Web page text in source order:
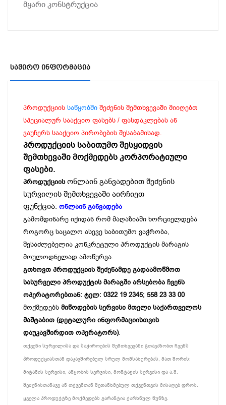
მყარი კონსტრუქცია
Საჭირო Ინფორმაცია
პროდუქციის საწყობში შეძენის შემთხვევაში მიიღებთ
სპეციალურ სააქციო ფასებს / ფასდაკლებას ან
ვაუჩერს სააქციო პირობების შესაბამისად.
პროდუქციის საბითუმო შესყიდვის
შემთხევაში მოქმედებს კორპორატიული
ფასები.
პროდუქციის ონლაინ განვადებით შეძენის
სურვილის შემთხვევაში აირჩიეთ
ფუნქცია: ონლაინ განვადება
გამომდინარე იქიდან რომ მაღაზიაში ხორციელდება
როგორც საცალო ასევე საბითუმო ვაჭრობა,
შესაძლებელია კონკრეტული პროდუქტის მარაგის
მოულოდნელად ამოწურვა.
გთხოვთ პროდუქციის შეძენამდე გადაამოწმოთ
სასურველი პროდუქტის მარაგში არსებობა ჩვენს
ოპერატორებთან: ტელ: 0322 19 2345; 558 23 33 00
მოქმედებს მიწოდების სერვისი მთელი საქართველოს
მაშტაბით (დეტალური ინფორმაციისთვის
დაუკავშირდით ოპერატორს).
თქვენი სურვილისა და საჭიროების შემთხვევაში გთავაზობთ ჩვენს
პროდუქციასთან დაკავშირებულ სრულ მომსახურებას, მათ შორის:
მიტანის სერვისი, აწყობის სერვისი, მონტაჟის სერვისი და ა.შ.
შეძენისთანავე ან თქვენთან შეთანხმებულ თქვენთვის მისაღებ დროს.
ყველა პროდუქტზე მოქმედებს გარანტია ქარხნულ წუნზე.